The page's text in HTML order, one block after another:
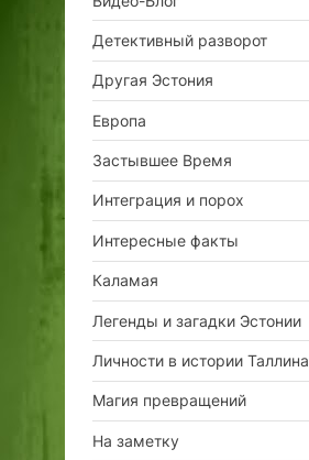
Детективный разворот
Другая Эстония
Европа
Застывшее Время
Интеграция и порох
Интересные факты
Каламая
Легенды и загадки Эстонии
Личности в истории Таллина
Магия превращений
На заметку